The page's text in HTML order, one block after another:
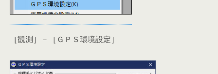
［観測］－［ＧＰＳ環境設定］